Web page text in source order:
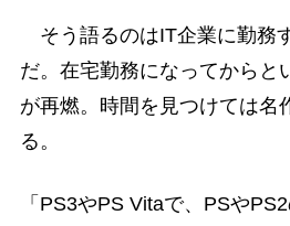
そう語るのはIT企業に勤務
だ。在宅勤務になってからと
が再燃。時間を見つけては名
る。
「PS3やPS Vitaで、PSや